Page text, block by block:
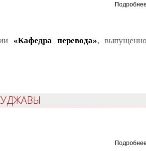
Подробнее
«Кафедра перевода»,
Подробнее